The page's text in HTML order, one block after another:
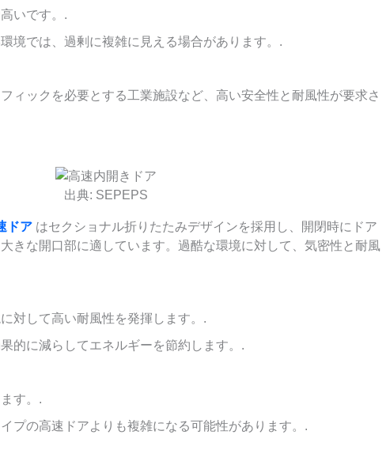
いです。.
境では、過剰に複雑に見える場合があります。.
ィックを必要とする工業施設など、高い安全性と耐風性が要求さ
出典: SEPEPS
ドア はセクショナル折りたたみデザインを採用し、開閉時にドア
きな開口部に適しています。過酷な環境に対して、気密性と耐風
対して高い耐風性を発揮します。.
的に減らしてエネルギーを節約します。.
す。.
プの高速ドアよりも複雑になる可能性があります。.